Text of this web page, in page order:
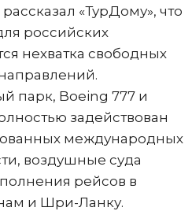
«ТурДому», что
российских
нехватка свободных
парк, Boeing 777 и
задействован
международных
воздушные суда
рейсов в
и Шри-Ланку.